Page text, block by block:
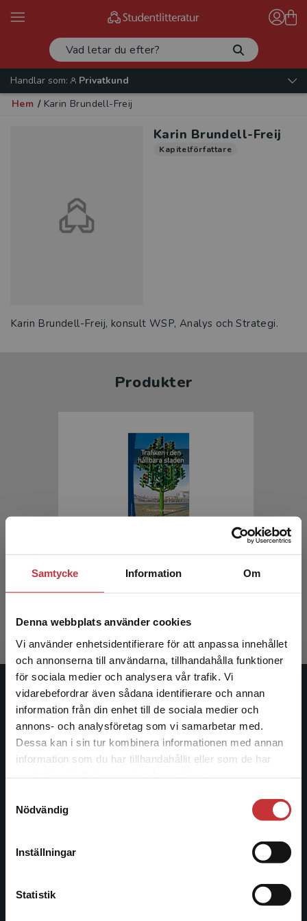
Samtycke Information Om
Denna webbplats använder cookies
Vi använder enhetsidentifierare för att anpassa innehållet
och annonserna till användarna, tillhandahålla funktioner
för sociala medier och analysera vår trafik. Vi
vidarebefordrar även sådana identifierare och annan
information från din enhet till de sociala medier och
annons- och analysföretag som vi samarbetar med.
Dessa kan i sin tur kombinera informationen med annan
information som du har tillhandahållit eller som de har
Nödvändig
Inställningar
Statistik
Begränsad fraktregion
Det verkar som att du besöker
studentlitteratur.se via en enhet utanför Sverige.
Vi erbjuder inte leveranser utanför Sverige. För
att kunna slutföra ett köp måste
Handlar som:
Privatkund
Hem / Karin Brundell-Freij
Karin Brundell-Freij
Kapitelförfattare
Karin Brundell-Freij, konsult WSP, Analys och Strategi.
Produkter
Exkl. moms: 428 kr
Studentlitteratur
Studentlitteratur grundades 1963 och är idag Sveriges
ledande utbildningsförlag. Med läromedel, kurslitteratur,
facklitteratur, utbildningar och digitala
informationstjänster i utbudet, finns Studentlitteratur med
046-31 20 00